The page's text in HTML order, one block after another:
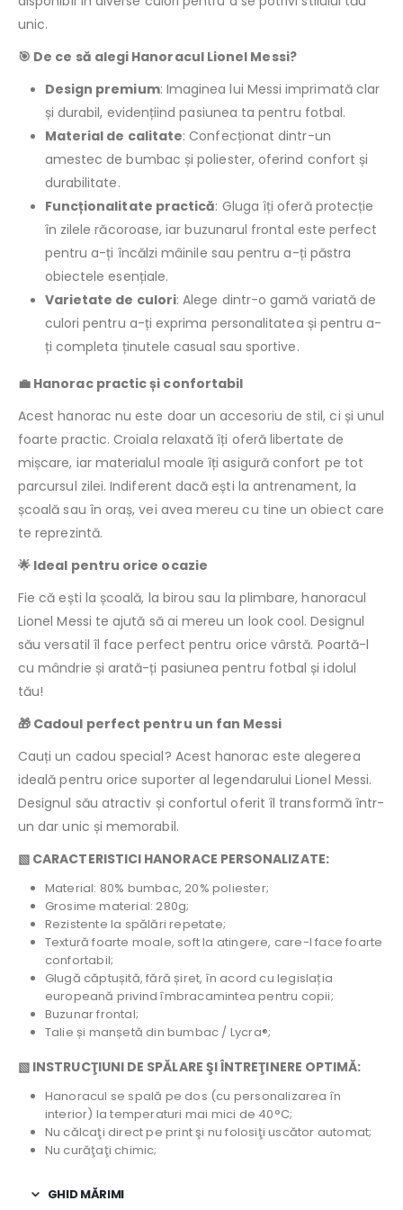
unic.
🎯 De ce să alegi Hanoracul Lionel Messi?
Design premium: Imaginea lui Messi imprimată clar
și durabil, evidențiind pasiunea ta pentru fotbal.
Material de calitate: Confecționat dintr-un
amestec de bumbac și poliester, oferind confort și
durabilitate.
Funcționalitate practică: Gluga îți oferă protecție
în zilele răcoroase, iar buzunarul frontal este perfect
pentru a-ți încălzi mâinile sau pentru a-ți păstra
obiectele esențiale.
Varietate de culori: Alege dintr-o gamă variată de
culori pentru a-ți exprima personalitatea și pentru a-
ți completa ținutele casual sau sportive.
💼 Hanorac practic și confortabil
Acest hanorac nu este doar un accesoriu de stil, ci și unul
foarte practic. Croiala relaxată îți oferă libertate de
mișcare, iar materialul moale îți asigură confort pe tot
parcursul zilei. Indiferent dacă ești la antrenament, la
școală sau în oraș, vei avea mereu cu tine un obiect care
te reprezintă.
🌟 Ideal pentru orice ocazie
Fie că ești la școală, la birou sau la plimbare, hanoracul
Lionel Messi te ajută să ai mereu un look cool. Designul
său versatil îl face perfect pentru orice vârstă. Poartă-l
cu mândrie și arată-ți pasiunea pentru fotbal și idolul
tău!
🎁 Cadoul perfect pentru un fan Messi
Cauți un cadou special? Acest hanorac este alegerea
ideală pentru orice suporter al legendarului Lionel Messi.
Designul său atractiv și confortul oferit îl transformă într-
un dar unic și memorabil.
▧ CARACTERISTICI HANORACE PERSONALIZATE:
Material: 80% bumbac, 20% poliester;
Grosime material: 280g;
Rezistente la spălări repetate;
Textură foarte moale, soft la atingere, care-l face foarte
confortabil;
Glugă căptușită, fără șiret, în acord cu legislația
europeană privind îmbracamintea pentru copii;
Buzunar frontal;
Talie și manșetă din bumbac / Lycra®;
▧ INSTRUCŢIUNI DE SPĂLARE ŞI ÎNTREŢINERE OPTIMĂ:
Hanoracul se spală pe dos (cu personalizarea în
interior) la temperaturi mai mici de 40°C;
Nu călcaţi direct pe print şi nu folosiţi uscător automat;
Nu curăţaţi chimic;
GHID MĂRIMI